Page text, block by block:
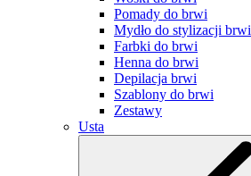
Pomady do brwi
Mydło do stylizacji brwi
Farbki do brwi
Henna do brwi
Depilacja brwi
Szablony do brwi
Zestawy
Usta